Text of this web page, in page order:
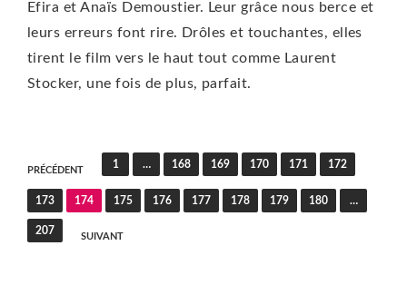
Efira et Anaïs Demoustier. Leur grâce nous berce et
leurs erreurs font rire. Drôles et touchantes, elles
tirent le film vers le haut tout comme Laurent
Stocker, une fois de plus, parfait.
Pagination
des
publications
PRÉCÉDENT
1 … 168 169 170 171 172
173 174 175 176 177 178 179 180 …
207
SUIVANT